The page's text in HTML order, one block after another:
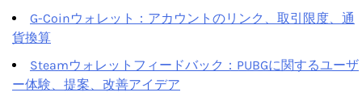
G-Coinウォレット：アカウントのリンク、取引限度、通
貨換算
Steamウォレットフィードバック：PUBGに関するユーザ
ー体験、提案、改善アイデア